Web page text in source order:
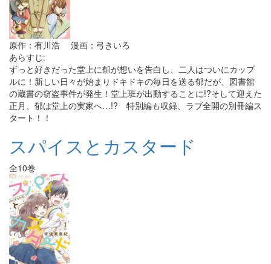
原作：有川浩 漫画：弓きいろ
あらすじ:
ずっと好きだった堂上に郁が想いを告白し、二人はついにカップ
ルに！新しい日々が始まりドキドキの毎日を送る郁だが、図書館
の蔵書の窃盗事件が発生！堂上班が出動することに!?そして迎えた
正月、郁は堂上の実家へ…!? 特別編も収録、ラブ全開の別冊編ス
タート！！
スパイスとカスタード
全10巻